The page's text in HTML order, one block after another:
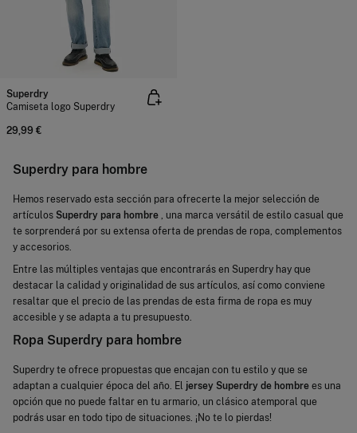
Superdry
Camiseta logo Superdry
29,99 €
Superdry para hombre
Hemos reservado esta sección para ofrecerte la mejor selección de
artículos Superdry para hombre , una marca versátil de estilo casual que
te sorprenderá por su extensa oferta de prendas de ropa, complementos
y accesorios.
Entre las múltiples ventajas que encontrarás en Superdry hay que
destacar la calidad y originalidad de sus artículos, así como conviene
resaltar que el precio de las prendas de esta firma de ropa es muy
accesible y se adapta a tu presupuesto.
Ropa Superdry para hombre
Superdry te ofrece propuestas que encajan con tu estilo y que se
adaptan a cualquier época del año. El jersey Superdry de hombre es una
opción que no puede faltar en tu armario, un clásico atemporal que
podrás usar en todo tipo de situaciones. ¡No te lo pierdas!